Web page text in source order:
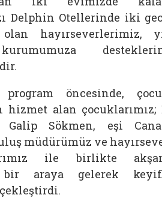
Delphin Otellerinde iki
olan hayırseverlerimiz,
program öncesinde,
hizmet alan çocuklarımız;
Galip Sökmen, eşi
müdürümüz ve
ile birlikte
bir araya gelerek